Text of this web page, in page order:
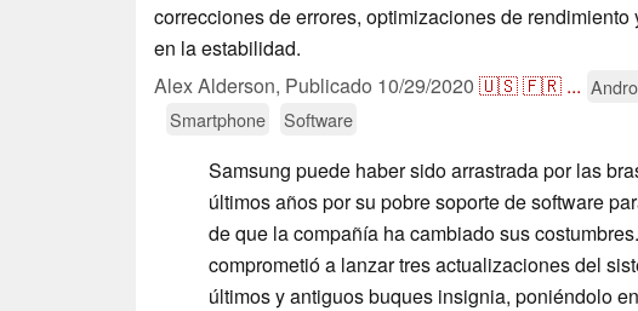
correcciones de errores, optimizaciones de rendimiento
en la estabilidad.
Alex Alderson, Publicado 10/29/2020 🇺🇸🇫🇷 ...
Smartphone
Software
Samsung puede haber sido arrastrada por las
últimos años por su pobre soporte de software
de que la compañía ha cambiado sus
comprometió a lanzar tres actualizaciones del
últimos y antiguos buques insignia, poniéndolo